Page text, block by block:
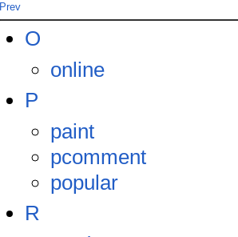
Prev
O
online
P
paint
pcomment
popular
R